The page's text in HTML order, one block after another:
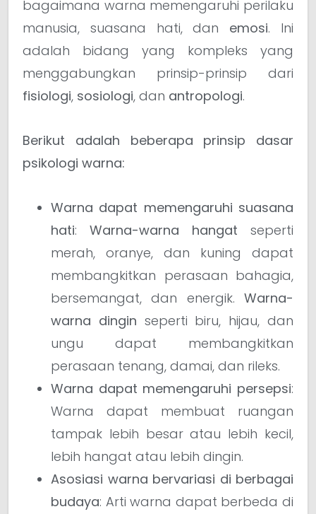
bagaimana warna memengaruhi perilaku
manusia, suasana hati, dan emosi. Ini
adalah bidang yang kompleks yang
menggabungkan prinsip-prinsip dari
fisiologi, sosiologi, dan antropologi.
Berikut adalah beberapa prinsip dasar
psikologi warna:
Warna dapat memengaruhi suasana
hati: Warna-warna hangat seperti
merah, oranye, dan kuning dapat
membangkitkan perasaan bahagia,
bersemangat, dan energik. Warna-
warna dingin seperti biru, hijau, dan
ungu dapat membangkitkan
perasaan tenang, damai, dan rileks.
Warna dapat memengaruhi persepsi:
Warna dapat membuat ruangan
tampak lebih besar atau lebih kecil,
lebih hangat atau lebih dingin.
Asosiasi warna bervariasi di berbagai
budaya: Arti warna dapat berbeda di